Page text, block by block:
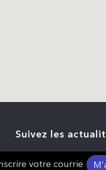
Suivez les